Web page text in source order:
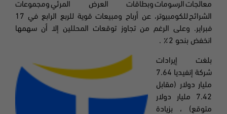
معالجاتالرسوماتوبطاقات العرض المرئيومجموعات
الشرائحللكومبيوتر،
عن أرباح ومبيعات قوية للربع الرابع في 17
فبراير. وعلى الرغم من تجاوز توقعات المحللين إلا أن سهمها
انخفض بنحو 2٪
.
بلغت إيرادات
شركة إنفيديا 7.64
مليار دولار (مقابل
7.42 مليار دولار
متوقع) ، بزيادة